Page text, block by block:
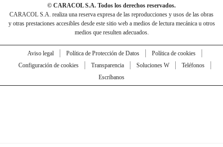
© CARACOL S.A. Todos los derechos reservados.
CARACOL S.A. realiza una reserva expresa de las reproducciones y usos de las obras
y otras prestaciones accesibles desde este sitio web a medios de lectura mecánica u otros
medios que resulten adecuados.
Aviso legal Política de Protección de Datos
Política de cookies
Configuración de cookies
Transparencia Soluciones W
Teléfonos
Escríbanos